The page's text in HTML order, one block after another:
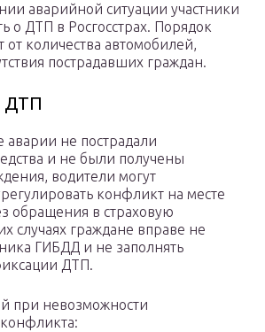
аварийной ситуации участники
о ДТП в Росгосстрах. Порядок
от количества автомобилей,
пострадавших граждан.
ДТП
аварии не пострадали
и не были получены
водители могут
конфликт на месте
обращения в страховую
случаях граждане вправе не
ГИБДД и не заполнять
ДТП.
при невозможности